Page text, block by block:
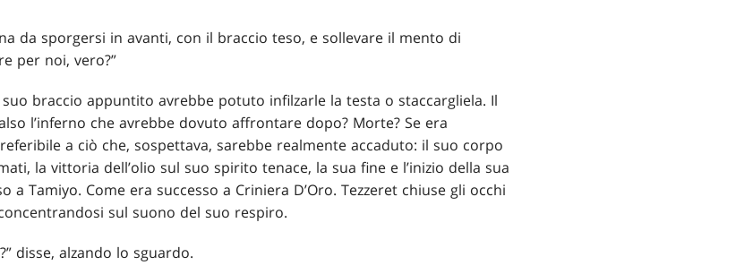
da sporgersi in avanti, con il braccio teso, e sollevare il mento di
per noi, vero?”
braccio appuntito avrebbe potuto infilzarle la testa o staccargliela. Il
l’inferno che avrebbe dovuto affrontare dopo? Morte? Se era
a ciò che, sospettava, sarebbe realmente accaduto: il suo corpo
la vittoria dell’olio sul suo spirito tenace, la sua fine e l’inizio della sua
a Tamiyo. Come era successo a Criniera D’Oro. Tezzeret chiuse gli occhi
sul suono del suo respiro.
disse, alzando lo sguardo.